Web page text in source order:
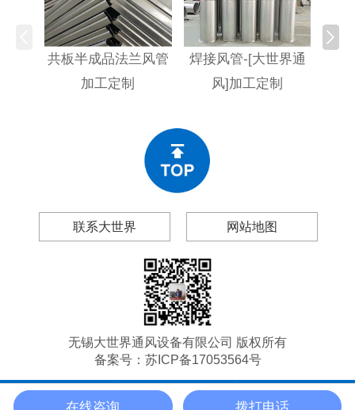
共板半成品法兰风管
加工定制
焊接风管-[大世界通
风]加工定制
联系大世界 网站地图
无锡大世界通风设备有限公司 版权所有
备案号： 苏ICP备17053564号
在线咨询 拨打电话